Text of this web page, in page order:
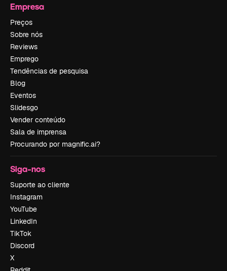
Empresa
Preços
Sobre nós
Reviews
Emprego
Tendências de pesquisa
Blog
Eventos
Slidesgo
Vender conteúdo
Sala de imprensa
Procurando por magnific.ai?
Siga-nos
Suporte ao cliente
Instagram
YouTube
LinkedIn
TikTok
Discord
X